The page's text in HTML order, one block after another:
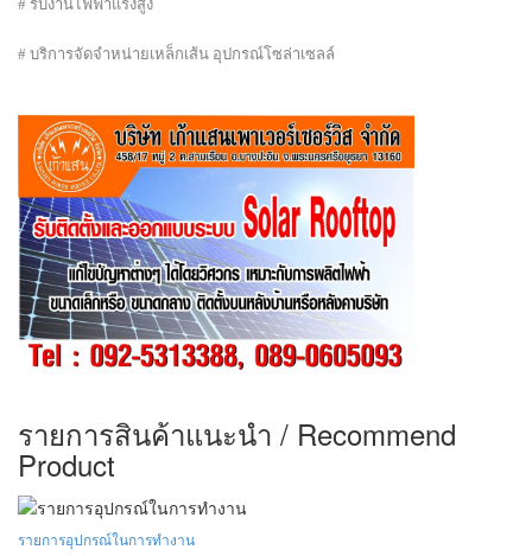
# รับงานไฟฟ้าแรงสูง
# บริการจัดจำหน่ายเหล็กเส้น อุปกรณ์โซล่าเซลล์
รายการสินค้าแนะนำ / Recommend
Product
รายการอุปกรณ์ในการทำงาน